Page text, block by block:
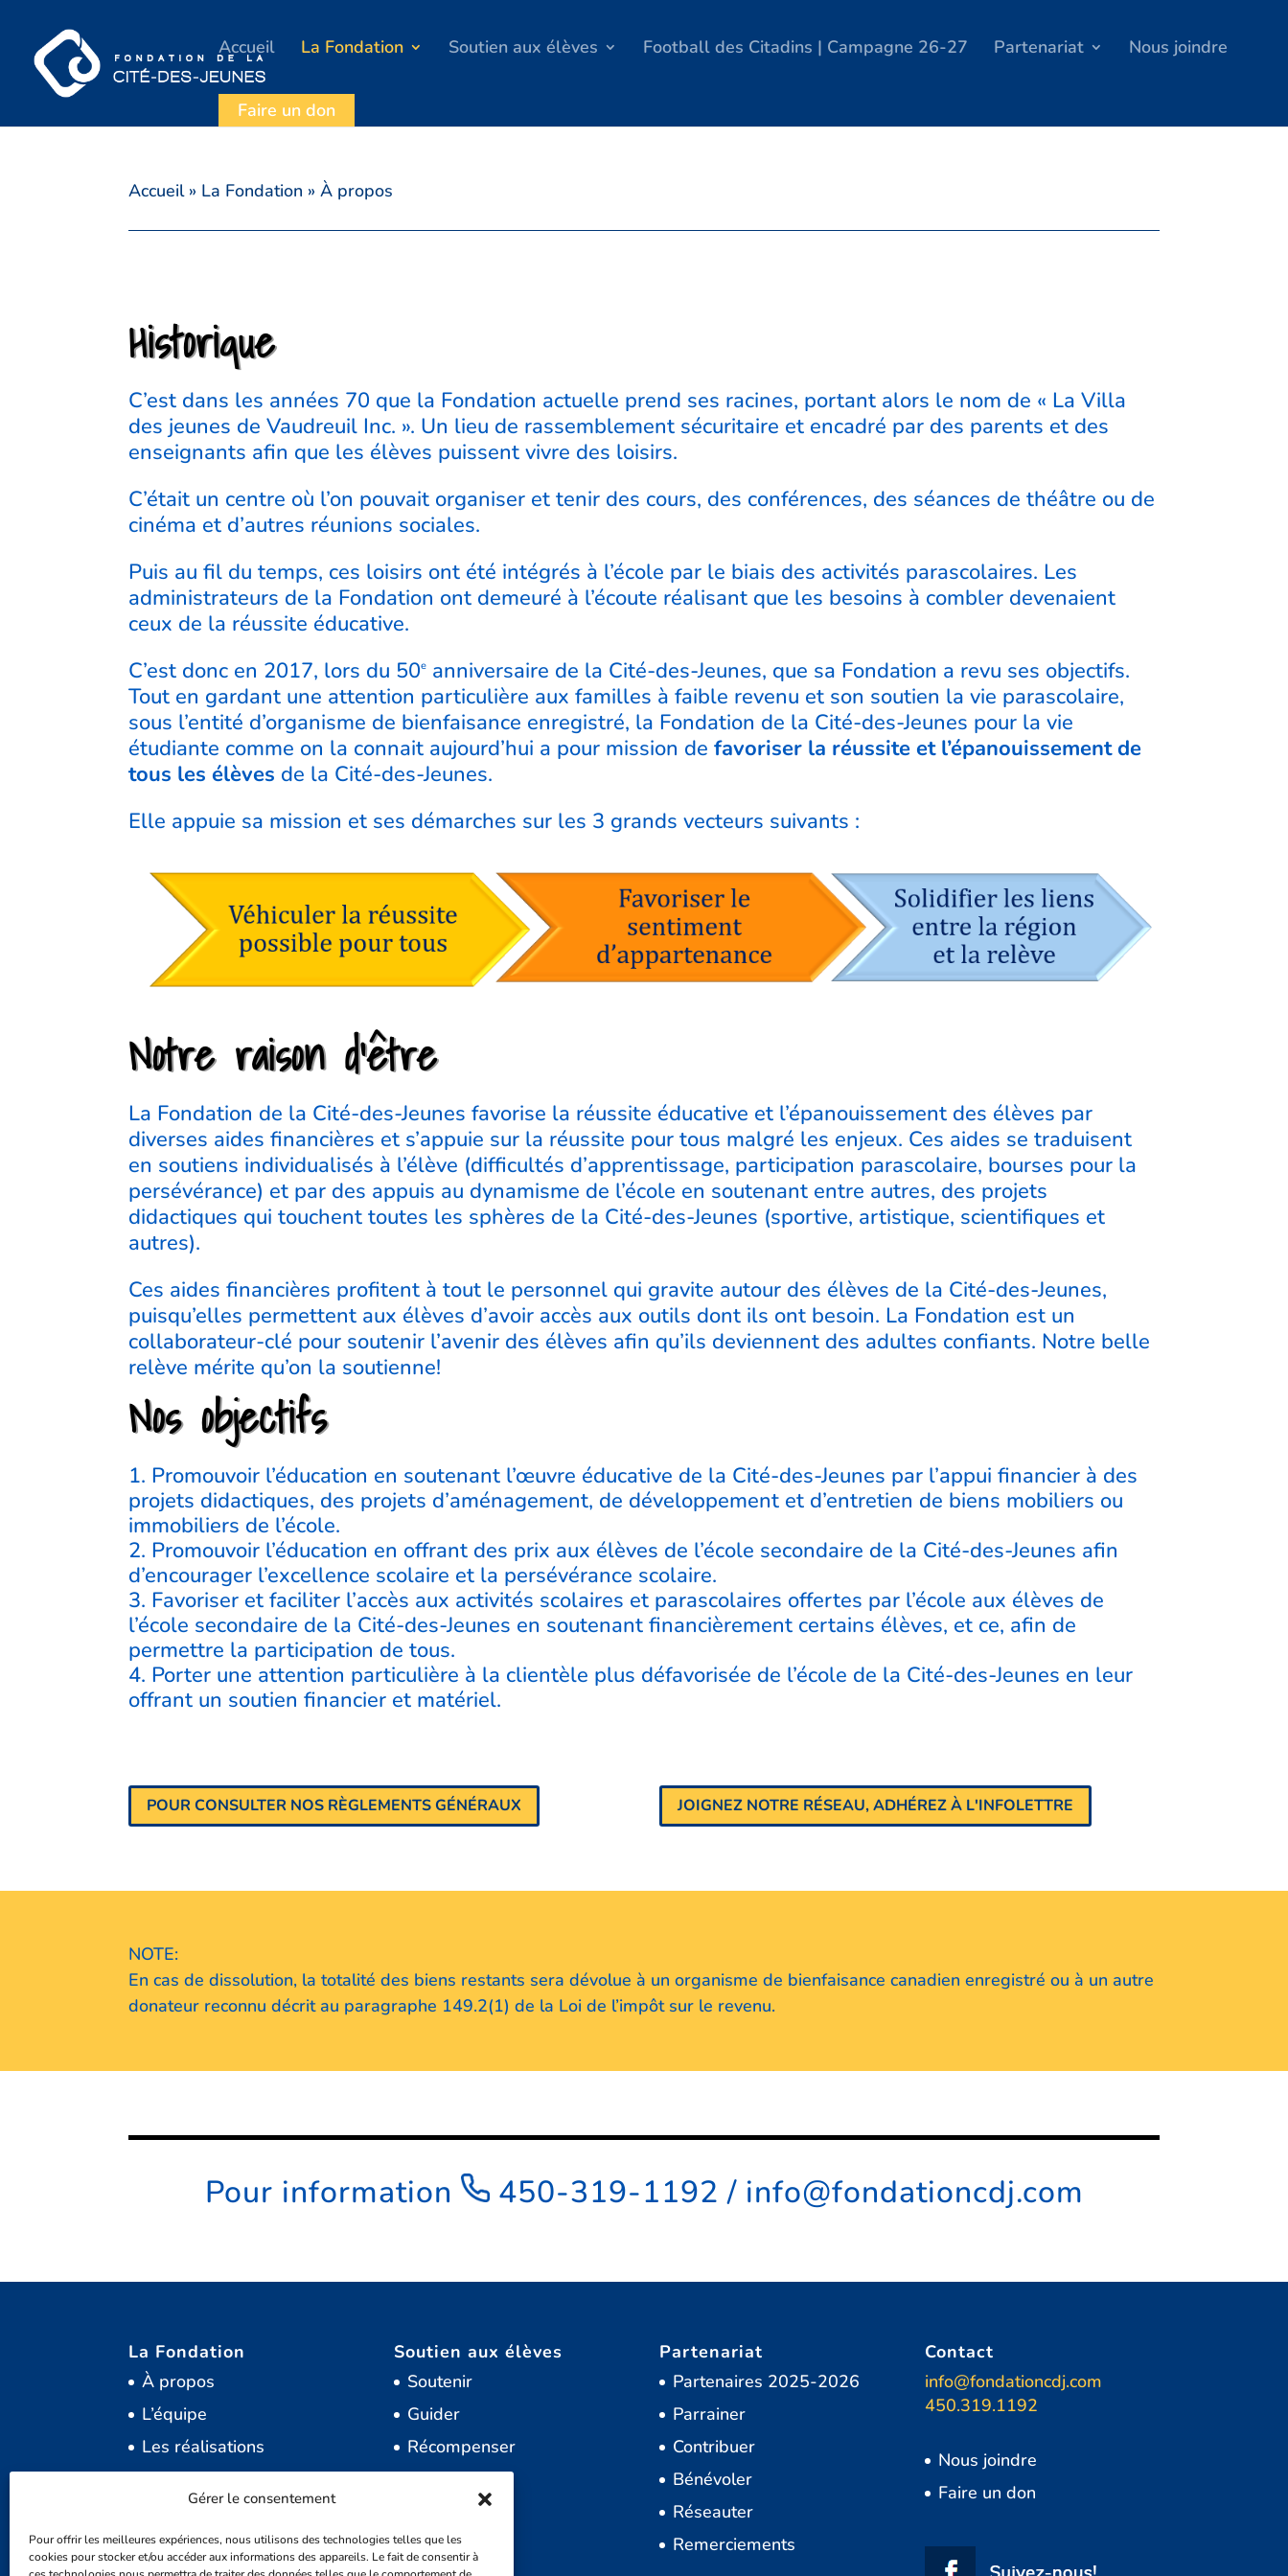
Gérer le consentement
Pour offrir les meilleures expériences, nous utilisons des technologies telles que les
cookies pour stocker et/ou accéder aux informations des appareils. Le fait de consentir à
Accueil La Fondation Soutien aux élèves Football des Citadins | Campagne 26-27 Partenariat Nous joindre
Faire un don
Accueil» La Fondation »À propos
Historique
C’est dans les années 70 que la Fondation actuelle prend ses racines, portant alors le nom de « La Villa
des jeunes de Vaudreuil Inc. ». Un lieu de rassemblement sécuritaire et encadré par des parents et des
enseignants afin que les élèves puissent vivre des loisirs.
C’était un centre où l’on pouvait organiser et tenir des cours, des conférences, des séances de théâtre ou de
cinéma et d’autres réunions sociales.
Puis au fil du temps, ces loisirs ont été intégrés à l’école par le biais des activités parascolaires. Les
administrateurs de la Fondation ont demeuré à l’écoute réalisant que les besoins à combler devenaient
ceux de la réussite éducative.
C’est donc en 2017, lors du 50e anniversaire de la Cité-des-Jeunes, que sa Fondation a revu ses objectifs.
Tout en gardant une attention particulière aux familles à faible revenu et son soutien la vie parascolaire,
sous l’entité d’organisme de bienfaisance enregistré, la Fondation de la Cité-des-Jeunes pour la vie
étudiante comme on la connait aujourd’hui a pour mission defavoriser la réussite et l’épanouissement de
tous les élèves de la Cité-des-Jeunes.
Elle appuie sa mission et ses démarches sur les 3 grands vecteurs suivants :
Notre raison d’être
La Fondation de la Cité-des-Jeunes favorise la réussite éducative et l’épanouissement des élèves par
diverses aides financières et s’appuie sur la réussite pour tous malgré les enjeux. Ces aides se traduisent
en soutiens individualisés à l’élève (difficultés d’apprentissage, participation parascolaire, bourses pour la
persévérance) et par des appuis au dynamisme de l’école en soutenant entre autres, des projets
didactiques qui touchent toutes les sphères de la Cité-des-Jeunes (sportive, artistique, scientifiques et
autres).
Ces aides financières profitent à tout le personnel qui gravite autour des élèves de la Cité-des-Jeunes,
puisqu’elles permettent aux élèves d’avoir accès aux outils dont ils ont besoin. La Fondation est un
collaborateur-clé pour soutenir l’avenir des élèves afin qu’ils deviennent des adultes confiants. Notre belle
relève mérite qu’on la soutienne!
Nos objectifs
Promouvoir l’éducation en soutenant l’œuvre éducative de la Cité-des-Jeunes par l’appui financier à des
projets didactiques, des projets d’aménagement, de développement et d’entretien de biens mobiliers ou
immobiliers de l’école.
Promouvoir l’éducation en offrant des prix aux élèves de l’école secondaire de la Cité-des-Jeunes afin
d’encourager l’excellence scolaire et la persévérance scolaire.
Favoriser et faciliter l’accès aux activités scolaires et parascolaires offertes par l’école aux élèves de
l’école secondaire de la Cité-des-Jeunes en soutenant financièrement certains élèves, et ce, afin de
permettre la participation de tous.
Porter une attention particulière à la clientèle plus défavorisée de l’école de la Cité-des-Jeunes en leur
offrant un soutien financier et matériel.
POUR CONSULTER NOS RÈGLEMENTS GÉNÉRAUX JOIGNEZ NOTRE RÉSEAU, ADHÉREZ À L'INFOLETTRE
NOTE:
En cas de dissolution, la totalité des biens restants sera dévolue à un organisme de bienfaisance canadien enregistré ou à un autre
donateur reconnu décrit au paragraphe 149.2(1) de la Loi de l’impôt sur le revenu.
Pour information 450-319-1192 / info@fondationcdj.com
La Fondation
À propos
L’équipe
Les réalisations
Sentiers du boisé de la Cité
Mentor 2022-2025
Soutien aux élèves
Soutenir
Guider
Récompenser
Honorer
Dynamiser
Témoignages
Partenariat
Partenaires 2025-2026
Parrainer
Contribuer
Bénévoler
Réseauter
Remerciements
Contact
info@fondationcdj.com
450.319.1192
Nous joindre
Faire un don